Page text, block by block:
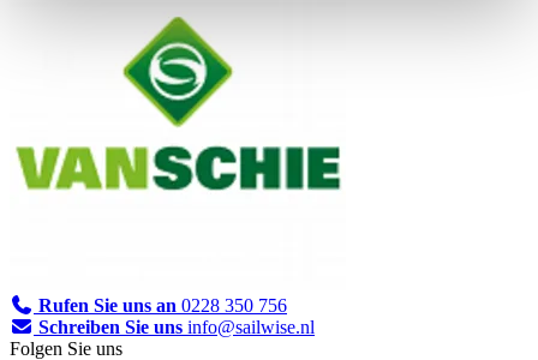
Rufen Sie uns an 0228 350 756
Schreiben Sie uns info@sailwise.nl
Folgen Sie uns